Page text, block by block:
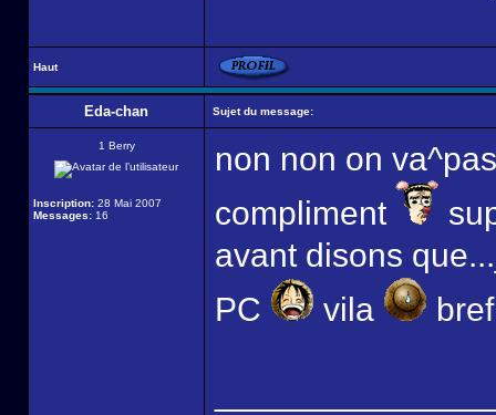
Haut
Eda-chan Sujet du message:
1 Berry
Inscription: 28 Mai 2007
Messages: 16
non non on
compliment
avant disons
PC
vila